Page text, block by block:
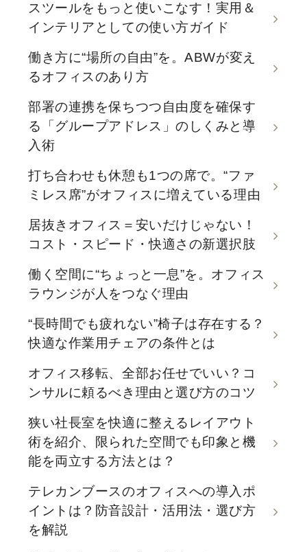
スツールをもっと使いこなす！実用＆
インテリアとしての使い方ガイド
働き方に“場所の自由”を。ABWが変え
るオフィスのあり方
部署の連携を保ちつつ自由度を確保す
る「グループアドレス」のしくみと導
入術
打ち合わせも休憩も1つの席で。“ファ
ミレス席”がオフィスに増えている理由
居抜きオフィス＝安いだけじゃない！
コスト・スピード・快適さの新選択肢
働く空間に“ちょっと一息”を。オフィス
ラウンジが人をつなぐ理由
“長時間でも疲れない”椅子は存在する？
快適な作業用チェアの条件とは
オフィス移転、全部お任せでいい？コ
ンサルに頼るべき理由と選び方のコツ
狭い社長室を快適に整えるレイアウト
術を紹介、限られた空間でも印象と機
能を両立する方法とは？
テレカンブースのオフィスへの導入ポ
イントは？防音設計・活用法・選び方
を解説